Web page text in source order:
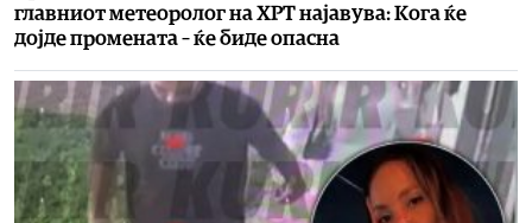
главниот метеоролог на ХРТ најавува: Кога ќе
дојде промената – ќе биде опасна